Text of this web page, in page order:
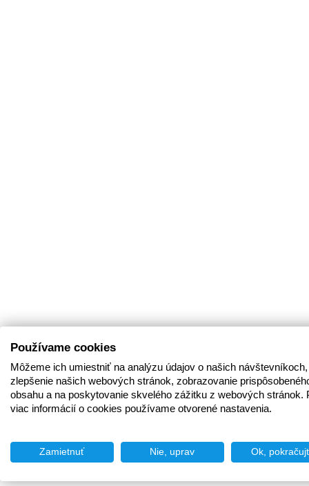
Používame cookies
Môžeme ich umiestniť na analýzu údajov o našich
zlepšenie našich webových stránok, zobrazovanie
obsahu a na poskytovanie skvelého zážitku z webových stránok.
viac informácií o cookies používame otvorené nastavenia.
Zamietnuť Nie, uprav Ok,